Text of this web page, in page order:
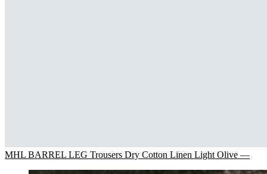
MHL BARREL LEG Trousers Dry Cotton Linen Light Olive —